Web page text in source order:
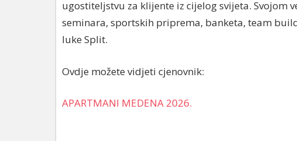
ugostiteljstvu za klijente iz cijelog svijeta. Svojom
seminara, sportskih priprema, banketa, team
luke Split.
Ovdje možete vidjeti cjenovnik:
APARTMANI MEDENA 2026.